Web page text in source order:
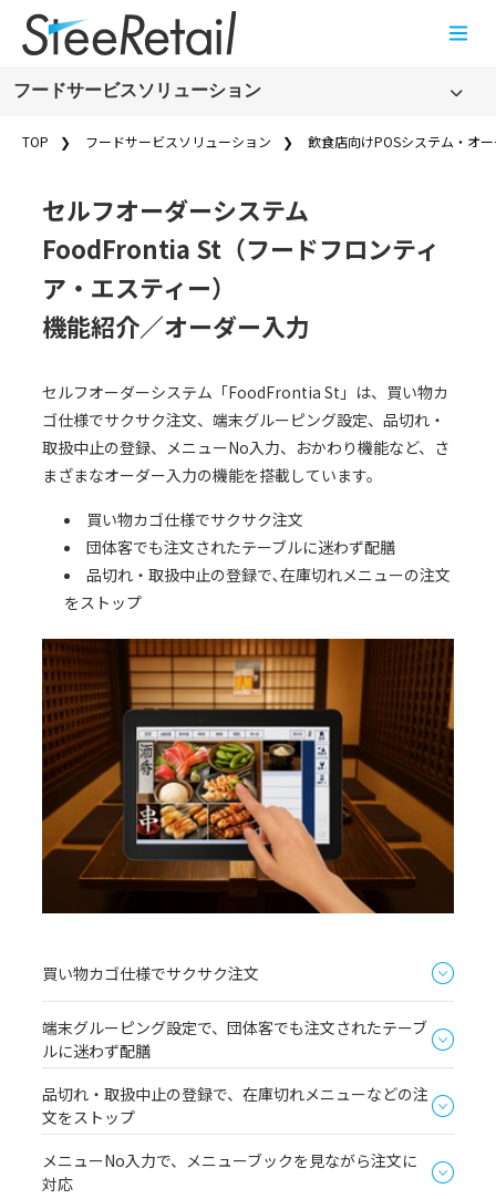
フードサービスソリューション
フードサービスソリューション
飲食店向けPOSシステム・オーダーエントリーシステム
(FoodFrontia)
店舗周辺ソリューション
フードサービスソリューションの事例一覧
フードサービスソリューションのコラム一覧
フードサービスソリューションのお知らせ
新規オープンのお客さま
TOP フードサービスソリューション 飲食店向けPOSシステム・オ
セルフオーダーシステム
FoodFrontia St（フードフロンティ
ア・エスティー）
機能紹介／オーダー入力
セルフオーダーシステム「FoodFrontia St」は、買い物カ
ゴ仕様でサクサク注文、端末グルーピング設定、品切れ・
取扱中止の登録、メニューNo入力、おかわり機能など、さ
まざまなオーダー入力の機能を搭載しています。
買い物カゴ仕様でサクサク注文
団体客でも注文されたテーブルに迷わず配膳
品切れ・取扱中止の登録で､在庫切れメニューの注文
をストップ
買い物カゴ仕様でサクサク注文
端末グルーピング設定で、団体客でも注文されたテーブ
ルに迷わず配膳
品切れ・取扱中止の登録で、在庫切れメニューなどの注
文をストップ
メニューNo入力で、メニューブックを見ながら注文に
対応